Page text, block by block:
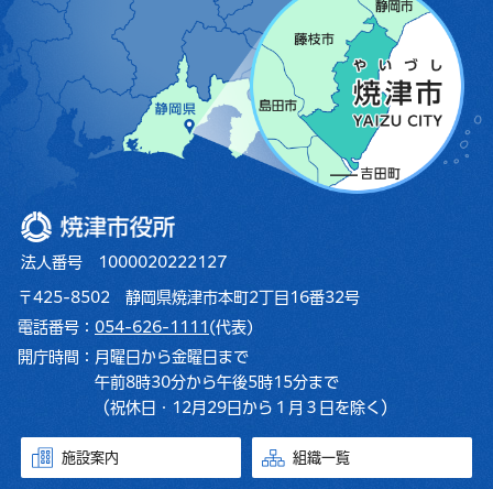
焼津市役所
法人番号 1000020222127
〒425-8502 静岡県焼津市本町2丁目16番32号
電話番号： 054-626-1111 (代表)
開庁時間： 月曜日から金曜日まで
午前8時30分から午後5時15分まで
（祝休日・12月29日から１月３日を除く）
施設案内 組織一覧